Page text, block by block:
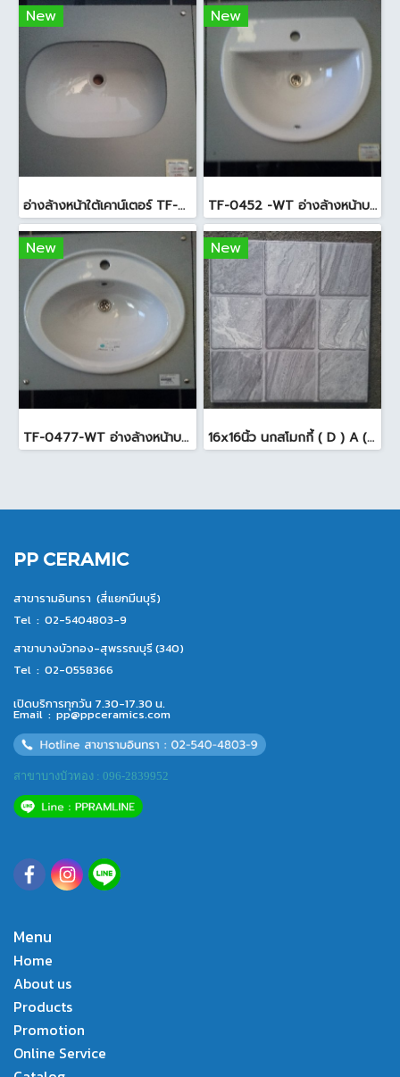
New
อ่างล้างหน้าใต้เคาน์เตอร์ TF-0458 สีขาว
New
TF-0452 -WT อ่างล้างหน้าบนเคาน์เตอร์ สีขาว
New
TF-0477-WT อ่างล้างหน้าบนเคาน์เตอร์ สีขาว
New
16x16นิ้ว นกสโมกกี้ ( D ) A (Pack6)
PP CERAMIC
สาขารามอินทรา (สี่แยกมีนบุรี)
Tel : 02-5404803-9
สาขาบางบัวทอง-สุพรรณบุรี (340)
Tel : 02-0558366
เปิดบริการทุกวัน 7.30-17.30 น.
Email : pp@ppceramics.com
สาขาบางบัวทอง : 096-2839952
Menu
Home
About us
Products
Promotion
Online Service